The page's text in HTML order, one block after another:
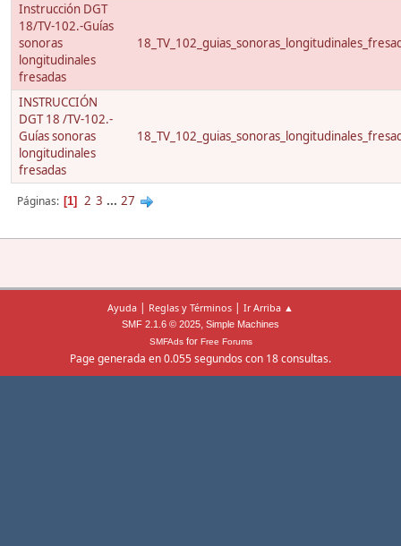
Instrucción DGT
18/TV-102.-Guías
sonoras
longitudinales
fresadas
INSTRUCCIÓN
DGT 18 /TV-102.-
Guías sonoras
longitudinales
fresadas
Páginas 1 2 3 ... 27
Ayuda | Reglas y Términos | Ir Arriba ▲
SMF 2.1.6 © 2025, Simple Machines
SMFAdsfor Free Forums
Page generada en 0.055 segundos con 18 consultas.